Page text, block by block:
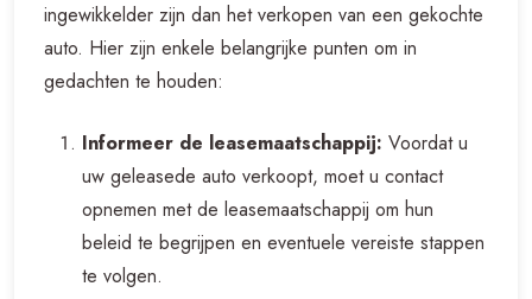
ingewikkelder zijn dan het verkopen van een gekochte
auto. Hier zijn enkele belangrijke punten om in
gedachten te houden:
Informeer de leasemaatschappij: Voordat u
uw geleasede auto verkoopt, moet u contact
opnemen met de leasemaatschappij om hun
beleid te begrijpen en eventuele vereiste stappen
te volgen.